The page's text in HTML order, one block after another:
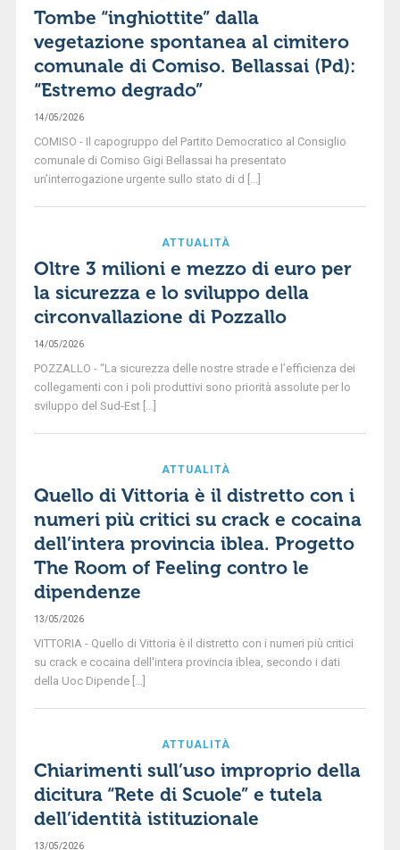
Tombe “inghiottite” dalla
vegetazione spontanea al cimitero
comunale di Comiso. Bellassai (Pd):
“Estremo degrado”
14/05/2026
COMISO - Il capogruppo del Partito Democratico al Consiglio
comunale di Comiso Gigi Bellassai ha presentato
un’interrogazione urgente sullo stato di d [...]
ATTUALITÀ
Oltre 3 milioni e mezzo di euro per
la sicurezza e lo sviluppo della
circonvallazione di Pozzallo
14/05/2026
POZZALLO - “La sicurezza delle nostre strade e l’efficienza dei
collegamenti con i poli produttivi sono priorità assolute per lo
sviluppo del Sud-Est [...]
ATTUALITÀ
Quello di Vittoria è il distretto con i
numeri più critici su crack e cocaina
dell’intera provincia iblea. Progetto
The Room of Feeling contro le
dipendenze
13/05/2026
VITTORIA - Quello di Vittoria è il distretto con i numeri più critici
su crack e cocaina dell'intera provincia iblea, secondo i dati
della Uoc Dipende [...]
ATTUALITÀ
Chiarimenti sull’uso improprio della
dicitura “Rete di Scuole” e tutela
dell’identità istituzionale
13/05/2026